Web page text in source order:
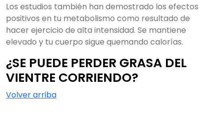
Los estudios también han demostrado los efectos
positivos en tu metabolismo como resultado de
hacer ejercicio de alta intensidad. Se mantiene
elevado y tu cuerpo sigue quemando calorías.
¿SE PUEDE PERDER GRASA DEL
VIENTRE CORRIENDO?
Volver arriba